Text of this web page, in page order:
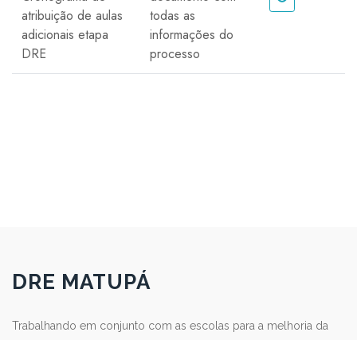
atribuição de aulas
adicionais etapa
DRE
todas as
informações do
processo
DRE MATUPÁ
Trabalhando em conjunto com as escolas para a melhoria da